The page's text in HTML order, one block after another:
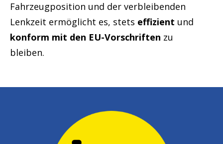
Fahrzeugposition und der verbleibenden
Lenkzeit ermöglicht es, stets effizient und
konform mit den EU-Vorschriften zu
bleiben.